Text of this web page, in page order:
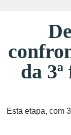
da
Esta etapa, com